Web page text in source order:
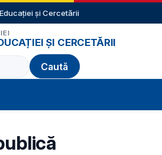
și Cercetării
ȘI CERCETĂRII